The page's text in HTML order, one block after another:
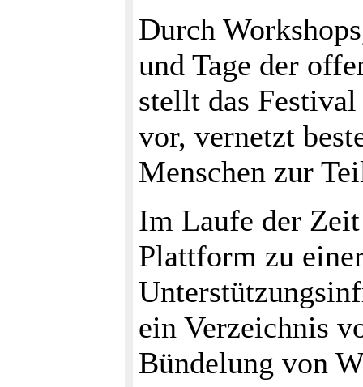
Durch
und Tage der
stellt das
vor, vernetzt
Menschen zur
Im Laufe der
Plattform zu
ein Verzeichnis
Bündelung von